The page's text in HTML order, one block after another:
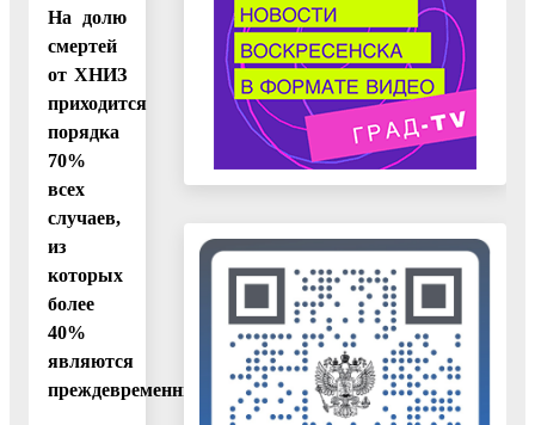
На долю
смертей
от ХНИЗ
приходится
порядка
70%
всех
случаев,
из
которых
более
40%
являются
преждевременными.